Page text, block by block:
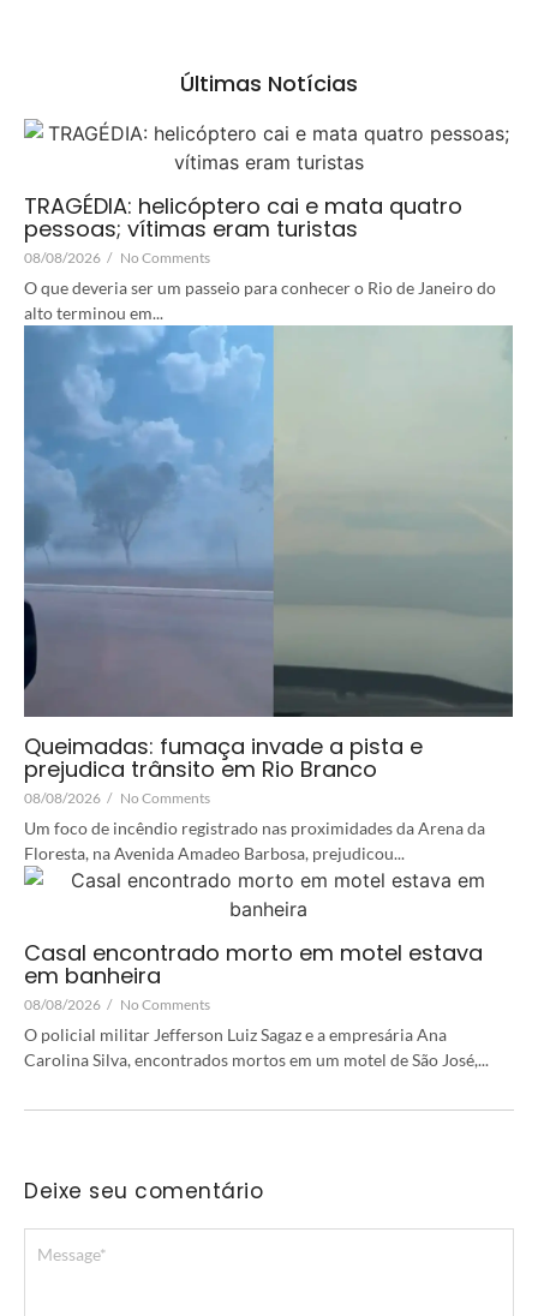
Últimas Notícias
TRAGÉDIA: helicóptero cai e mata quatro
pessoas; vítimas eram turistas
08/08/2026 / No Comments
O que deveria ser um passeio para conhecer o Rio de Janeiro do
alto terminou em...
Queimadas: fumaça invade a pista e
prejudica trânsito em Rio Branco
08/08/2026 / No Comments
Um foco de incêndio registrado nas proximidades da Arena da
Floresta, na Avenida Amadeo Barbosa, prejudicou...
Casal encontrado morto em motel estava
em banheira
08/08/2026 / No Comments
O policial militar Jefferson Luiz Sagaz e a empresária Ana
Carolina Silva, encontrados mortos em um motel de São José,...
Deixe seu comentário